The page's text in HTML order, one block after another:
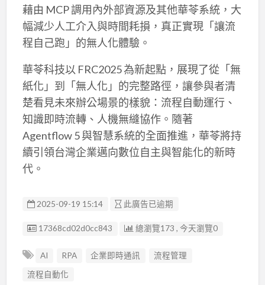
藉由 MCP 調用內外部資源及其他華苓系統，大
幅減少人工介入與時間耗損，真正實現「讓流
程自己跑」的無人化體驗。
華苓科技以 FRC2025 為新起點，展現了從「無
紙化」到「無人化」的完整路徑，讓參與者清
楚看見未來辦公場景的樣貌：流程自動運行、
知識即時流轉、人機無縫協作。隨著
Agentflow 5 與智慧系統的全面推進，華苓將持
續引領台灣企業邁向數位自主與智能化的新時
代。
2025-09-19 15:14 此廣告已逾期
廣告编號
17368cd02d0cc843 總瀏覽173 , 今天瀏覽0
AI RPA 企業即時通訊
流程管理
流程自動化